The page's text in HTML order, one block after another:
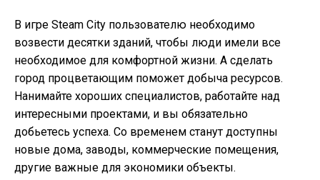
В игре Steam City пользователю необходимо
возвести десятки зданий, чтобы люди имели все
необходимое для комфортной жизни. А сделать
город процветающим поможет добыча ресурсов.
Нанимайте хороших специалистов, работайте над
интересными проектами, и вы обязательно
добьетесь успеха. Со временем станут доступны
новые дома, заводы, коммерческие помещения,
другие важные для экономики объекты.